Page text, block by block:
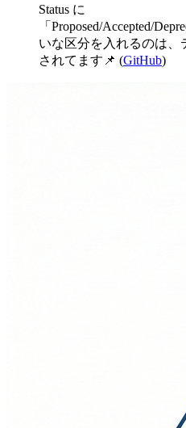
Status に
「Proposed/Accepted/
いな区分を入れるのは、
されてます📌 (GitHub)